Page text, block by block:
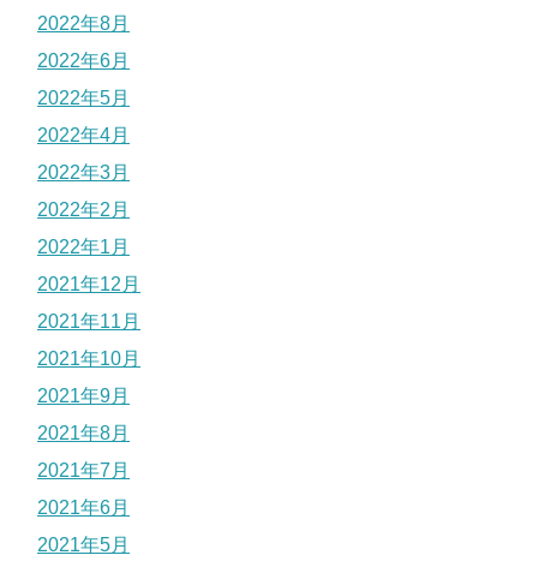
2022年8月
2022年6月
2022年5月
2022年4月
2022年3月
2022年2月
2022年1月
2021年12月
2021年11月
2021年10月
2021年9月
2021年8月
2021年7月
2021年6月
2021年5月